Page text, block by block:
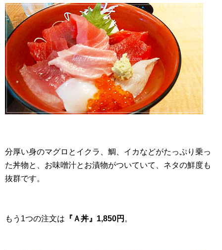
分厚い身のマグロとイクラ、鯛、イカなどがたっぷり乗っ
た丼物と、お味噌汁とお漬物がついていて、ネタの鮮度も
抜群です。
もう1つの注文は 『Ａ丼』1,850円 。